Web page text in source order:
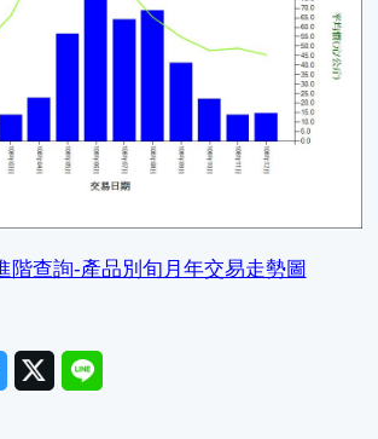
階查詢-產品別旬月年交易走勢圖
TwitterLine